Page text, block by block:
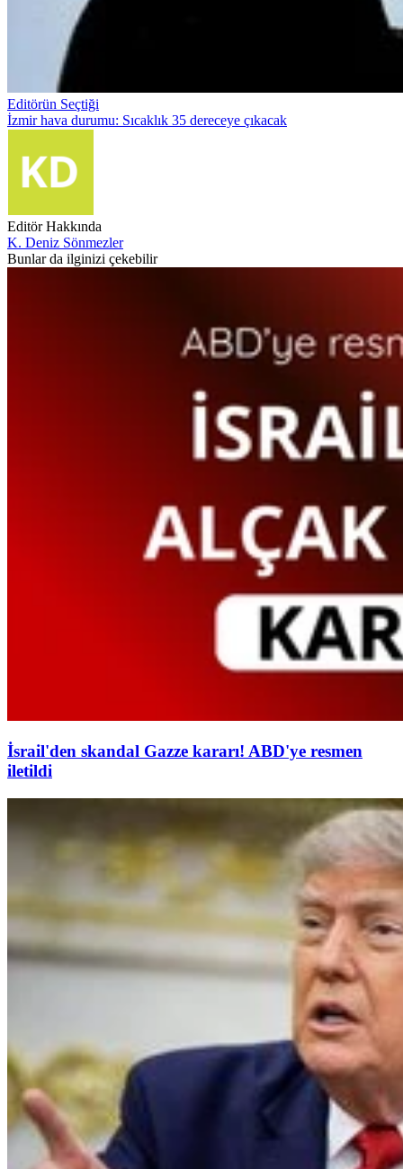
Editörün Seçtiği
İzmir hava durumu: Sıcaklık 35 dereceye çıkacak
Editör Hakkında
K. Deniz Sönmezler
Bunlar da ilginizi çekebilir
İsrail'den skandal Gazze kararı! ABD'ye resmen
iletildi